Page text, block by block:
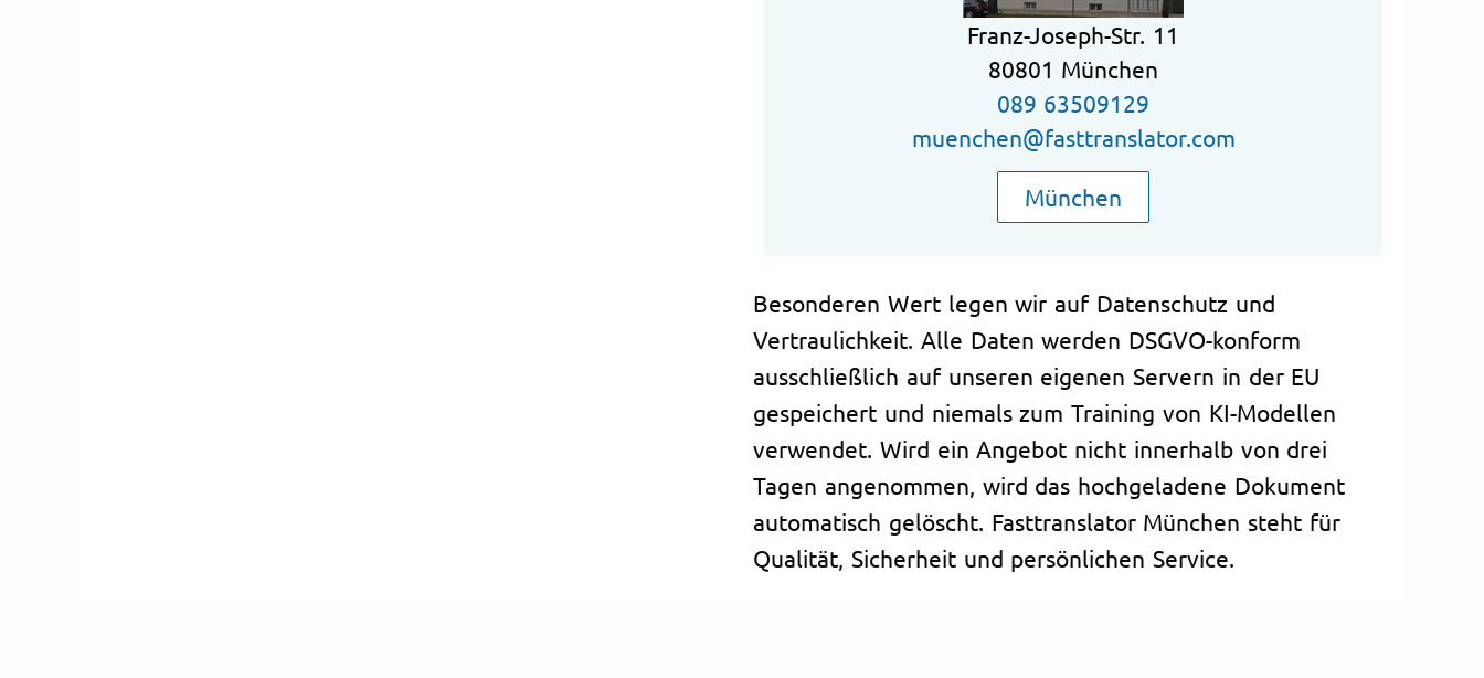
Franz-Joseph-Str. 11
80801 München
089 63509129
muenchen@fasttranslator.com
München
Besonderen Wert legen wir auf Datenschutz und
Vertraulichkeit. Alle Daten werden DSGVO-konform
ausschließlich auf unseren eigenen Servern in der EU
gespeichert und niemals zum Training von KI-Modellen
verwendet. Wird ein Angebot nicht innerhalb von drei
Tagen angenommen, wird das hochgeladene Dokument
automatisch gelöscht. Fasttranslator München steht für
Qualität, Sicherheit und persönlichen Service.